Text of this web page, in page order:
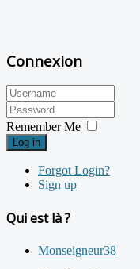
Connexion
Remember Me
Log in
Forgot Login?
Sign up
Qui est là ?
Monseigneur38